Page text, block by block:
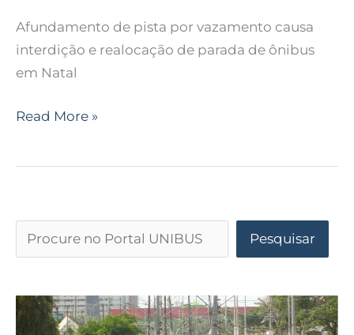
Afundamento de pista por vazamento causa
interdição e realocação de parada de ônibus
em Natal
Read More »
Pesquisar